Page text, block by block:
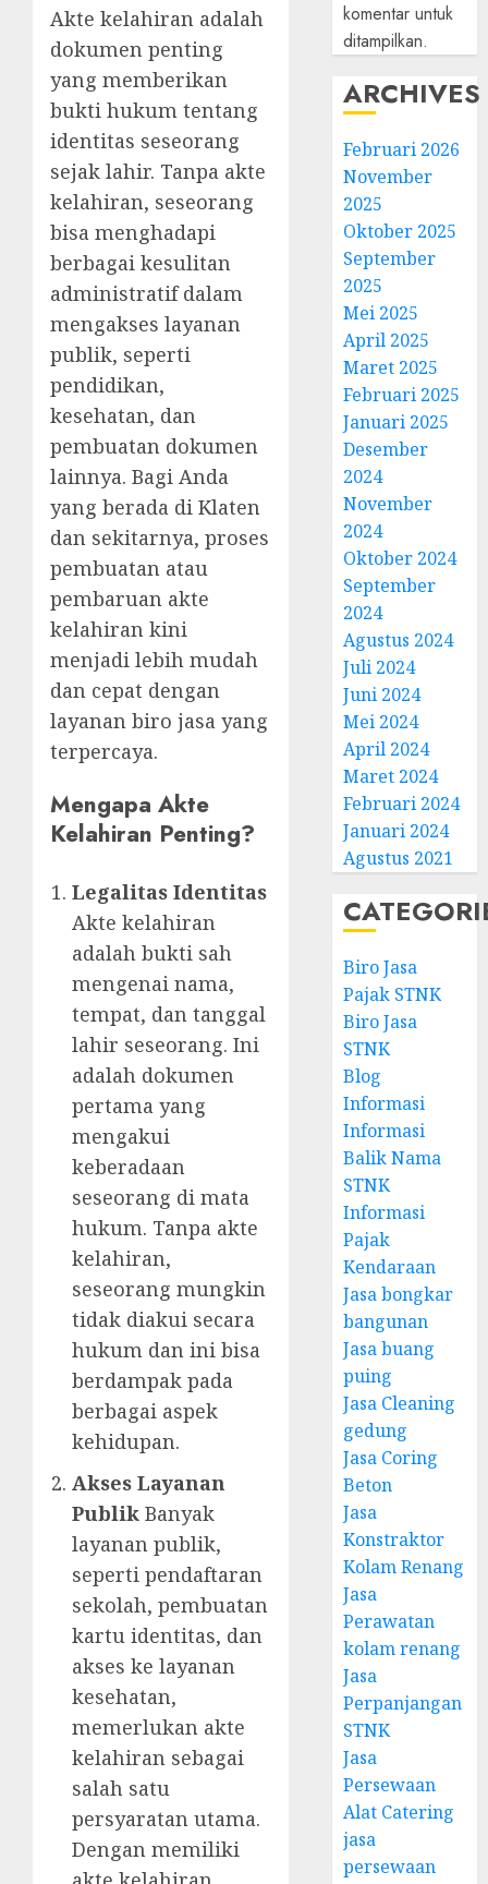
Akte kelahiran adalah
dokumen penting
yang memberikan
bukti hukum tentang
identitas seseorang
sejak lahir. Tanpa akte
kelahiran, seseorang
bisa menghadapi
berbagai kesulitan
administratif dalam
mengakses layanan
publik, seperti
pendidikan,
kesehatan, dan
pembuatan dokumen
lainnya. Bagi Anda
yang berada di Klaten
dan sekitarnya, proses
pembuatan atau
pembaruan akte
kelahiran kini
menjadi lebih mudah
dan cepat dengan
layanan biro jasa yang
terpercaya.
Mengapa Akte
Kelahiran Penting?
Legalitas Identitas
Akte kelahiran
adalah bukti sah
mengenai nama,
tempat, dan tanggal
lahir seseorang. Ini
adalah dokumen
pertama yang
mengakui
keberadaan
seseorang di mata
hukum. Tanpa akte
kelahiran,
seseorang mungkin
tidak diakui secara
hukum dan ini bisa
berdampak pada
berbagai aspek
kehidupan.
Akses Layanan
Publik Banyak
layanan publik,
seperti pendaftaran
sekolah, pembuatan
kartu identitas, dan
akses ke layanan
kesehatan,
memerlukan akte
kelahiran sebagai
salah satu
persyaratan utama.
Dengan memiliki
komentar untuk
ditampilkan.
ARCHIVES
Februari 2026
November
2025
Oktober 2025
September
2025
Mei 2025
April 2025
Maret 2025
Februari 2025
Januari 2025
Desember
2024
November
2024
Oktober 2024
September
2024
Agustus 2024
Juli 2024
Juni 2024
Mei 2024
April 2024
Maret 2024
Februari 2024
Januari 2024
Agustus 2021
Biro Jasa
Pajak STNK
Biro Jasa
STNK
Blog
Informasi
Informasi
Balik Nama
STNK
Informasi
Pajak
Kendaraan
Jasa bongkar
bangunan
Jasa buang
puing
Jasa Cleaning
gedung
Jasa Coring
Beton
Jasa
Konstraktor
Kolam Renang
Jasa
Perawatan
kolam renang
Jasa
Perpanjangan
STNK
Jasa
Persewaan
Alat Catering
jasa
persewaan